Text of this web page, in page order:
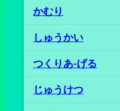
かむり
しゅうかい
つくりあ‐げる
じゅうけつ